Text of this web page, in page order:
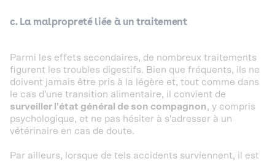
c. La malpropreté liée à un traitement
Parmi les effets secondaires, de nombreux traitements
figurent les troubles digestifs. Bien que fréquents, ils ne
doivent jamais être pris à la légère et, tout comme dans
le cas d'une transition alimentaire, il convient de
surveiller l'état général de son compagnon, y compris
psychologique, et ne pas hésiter à s'adresser à un
vétérinaire en cas de doute.
Par ailleurs, lorsque de tels accidents surviennent, il est